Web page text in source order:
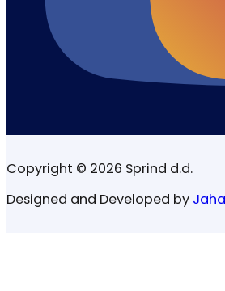
Copyright © 2026 Sprind d.d.
Designed and Developed by